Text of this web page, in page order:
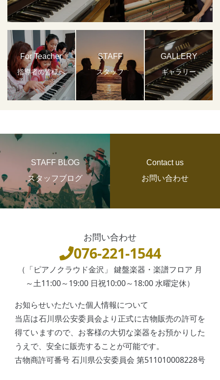
For Teacher
指導者の皆様へ
STAFF
スタッフ
GALLERY
ギャラリー
STAFF BLOG
スタッフブログ
Contact us
お問い合わせ
お問い合わせ
076-221-1544
（「ピアノクラウド金沢」 鍵盤楽器・楽譜フロア 月
～土11:00～19:00 日祝10:00～18:00 水曜定休）
お知らせいただいた個人情報について
当店は石川県公安委員会より正式に古物販売の許可を
得ていますので、お客様の大切な楽器をお預かりした
うえで、安全に販売することが可能です。
古物商許可番号 石川県公安委員会 第511010008228号